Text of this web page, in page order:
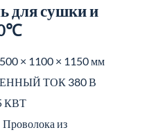
для сушки и
× 1100 × 1150 мм
ТОК 380 В
КВТ
Проволока из